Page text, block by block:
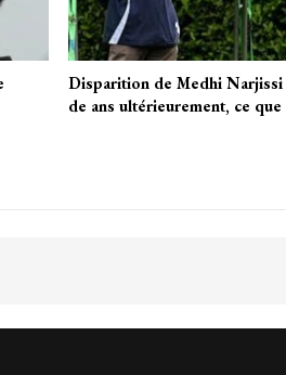
Disparition de Medhi Narjissi
de ans ultérieurement, ce